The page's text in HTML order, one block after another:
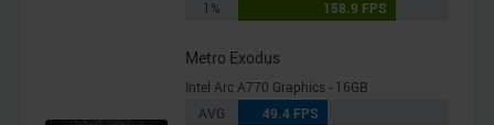
1%
158.9 FPS
Metro Exodus
Intel Arc A770 Graphics - 16GB
AVG
49.4 FPS